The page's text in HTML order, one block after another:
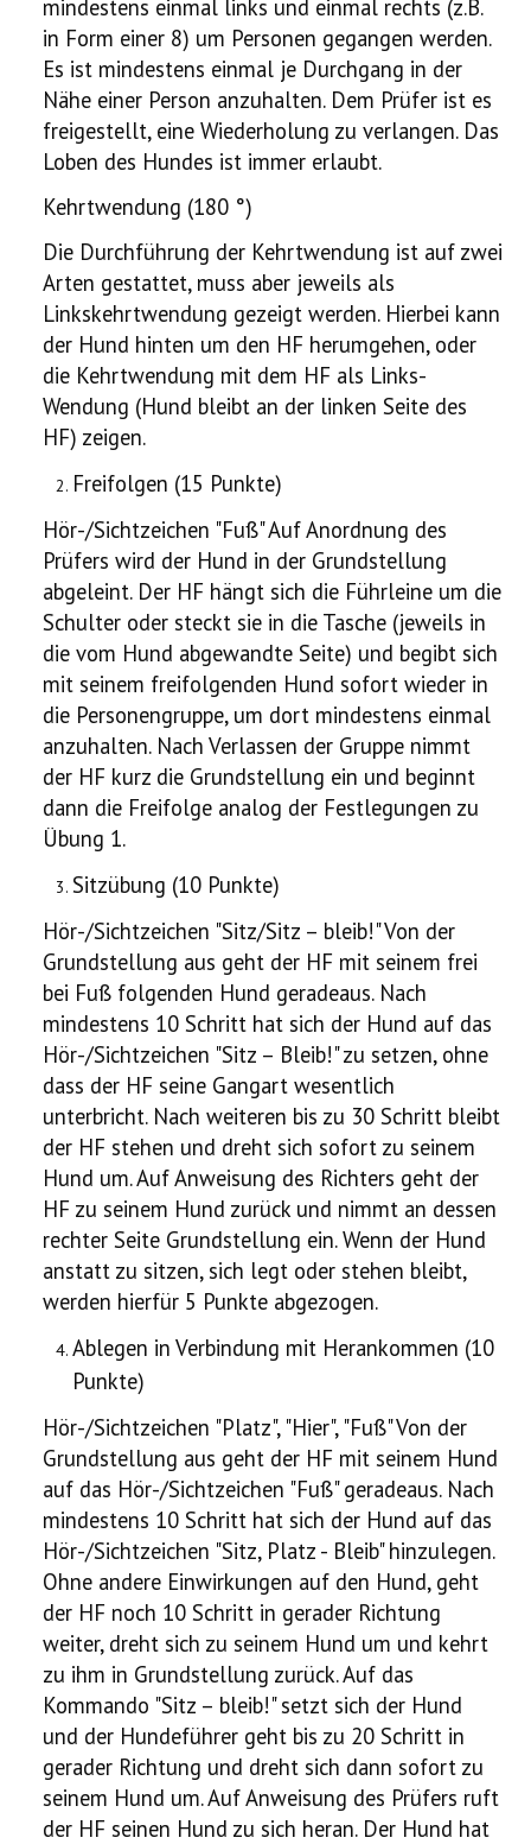
mindestens einmal links und einmal rechts (z.B.
in Form einer 8) um Personen gegangen werden.
Es ist mindestens einmal je Durchgang in der
Nähe einer Person anzuhalten. Dem Prüfer ist es
freigestellt, eine Wiederholung zu verlangen. Das
Loben des Hundes ist immer erlaubt.
Kehrtwendung (180 °)
Die Durchführung der Kehrtwendung ist auf zwei
Arten gestattet, muss aber jeweils als
Linkskehrtwendung gezeigt werden. Hierbei kann
der Hund hinten um den HF herumgehen, oder
die Kehrtwendung mit dem HF als Links-
Wendung (Hund bleibt an der linken Seite des
HF) zeigen.
Freifolgen (15 Punkte)
Hör-/Sichtzeichen "Fuß" Auf Anordnung des
Prüfers wird der Hund in der Grundstellung
abgeleint. Der HF hängt sich die Führleine um die
Schulter oder steckt sie in die Tasche (jeweils in
die vom Hund abgewandte Seite) und begibt sich
mit seinem freifolgenden Hund sofort wieder in
die Personengruppe, um dort mindestens einmal
anzuhalten. Nach Verlassen der Gruppe nimmt
der HF kurz die Grundstellung ein und beginnt
dann die Freifolge analog der Festlegungen zu
Übung 1.
Sitzübung (10 Punkte)
Hör-/Sichtzeichen "Sitz/Sitz – bleib!" Von der
Grundstellung aus geht der HF mit seinem frei
bei Fuß folgenden Hund geradeaus. Nach
mindestens 10 Schritt hat sich der Hund auf das
Hör-/Sichtzeichen "Sitz – Bleib!" zu setzen, ohne
dass der HF seine Gangart wesentlich
unterbricht. Nach weiteren bis zu 30 Schritt bleibt
der HF stehen und dreht sich sofort zu seinem
Hund um. Auf Anweisung des Richters geht der
HF zu seinem Hund zurück und nimmt an dessen
rechter Seite Grundstellung ein. Wenn der Hund
anstatt zu sitzen, sich legt oder stehen bleibt,
werden hierfür 5 Punkte abgezogen.
Ablegen in Verbindung mit Herankommen (10
Punkte)
Hör-/Sichtzeichen "Platz", "Hier", "Fuß" Von der
Grundstellung aus geht der HF mit seinem Hund
auf das Hör-/Sichtzeichen "Fuß" geradeaus. Nach
mindestens 10 Schritt hat sich der Hund auf das
Hör-/Sichtzeichen "Sitz, Platz - Bleib" hinzulegen.
Ohne andere Einwirkungen auf den Hund, geht
der HF noch 10 Schritt in gerader Richtung
weiter, dreht sich zu seinem Hund um und kehrt
zu ihm in Grundstellung zurück. Auf das
Kommando "Sitz – bleib!" setzt sich der Hund
und der Hundeführer geht bis zu 20 Schritt in
gerader Richtung und dreht sich dann sofort zu
seinem Hund um. Auf Anweisung des Prüfers ruft
der HF seinen Hund zu sich heran. Der Hund hat